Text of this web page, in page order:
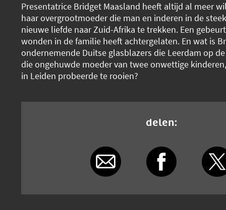
Presentatrice Bridget Maasland heeft altijd al meer
haar overgrootmoeder die man en inderen in de
nieuwe liefde naar Zuid-Afrika te trekken. Een
wonden in de familie heeft achtergelaten. En wat is
ondernemende Duitse glasblazers die Leerdam op
die ongehuwde moeder van twee onwettige
in Leiden probeerde te rooien?
delen: